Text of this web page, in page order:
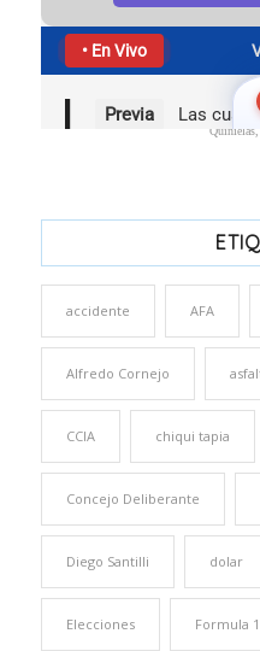
accidente AFA
Alfredo Cornejo
CCIA chiqui tapia
Concejo Deliberante
Diego Santilli dolar
Elecciones Formula 1